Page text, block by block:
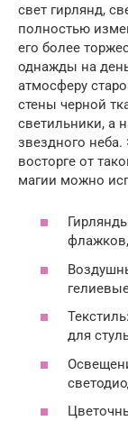
свет гирлянд,
полностью
его более
однажды на
атмосферу
стены черной
светильники, а
звездного
восторге от
магии можно
для